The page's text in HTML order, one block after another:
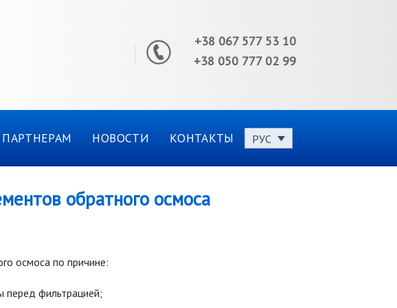
+38 067 577 53 10
+38 050 777 02 99
ПАРТНЕРАМ НОВОСТИ КОНТАКТЫ РУС
обратного осмоса
осмоса по причине:
перед фильтрацией;